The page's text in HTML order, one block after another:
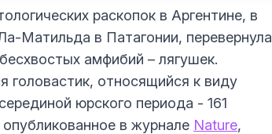
раскопок в Аргентине, в
Матильда в Патагонии, перевернула
амфибий – лягушек.
головастик, относящийся к виду
юрского периода - 161
в журнале Nature,